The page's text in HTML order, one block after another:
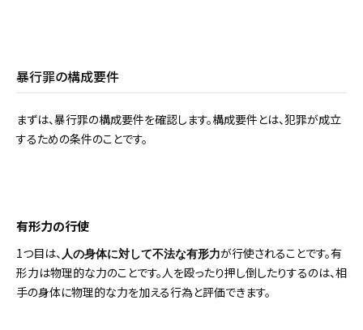
暴行罪の構成要件
まずは、暴行罪の構成要件を確認します。構成要件とは、犯罪が成立
するための条件のことです。
有形力の行使
1つ目は、 人の身体に対して不法な有形力が行使されることです。有
形力は物理的な力のことです。人を殴ったり押し倒したりするのは、相
手の身体に物理的な力を加える行為と評価できます。